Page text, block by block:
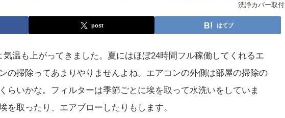
洗浄カバー取付
post はてブ
温も上がってきました。夏にはほぼ24時間フル稼働してくれるエ
の掃除ってあまりやりませんよね。エアコンの外側は部屋の掃除の
らいかな。フィルターは季節ごとに埃を取って水洗いをしていま
を取ったり、エアブローしたりもします。